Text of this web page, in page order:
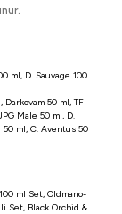
ml, D. Sauvage 100
, Darkovam 50 ml,TF
Male 50 ml, D.
50 ml, C. Aventus 50
ml Set, Oldmano-
Set, Black Orchid &